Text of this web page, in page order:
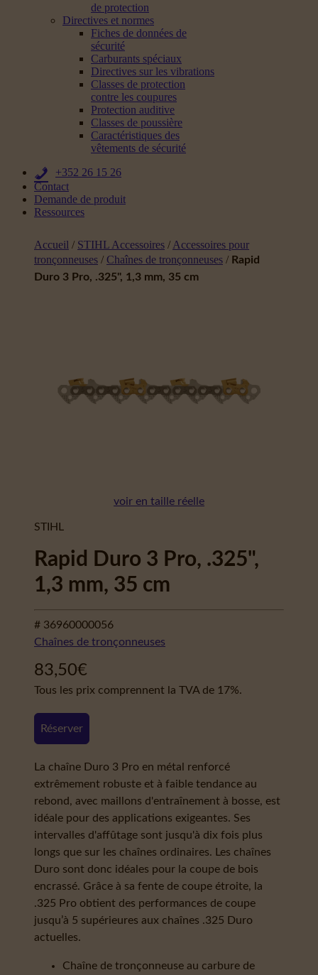
de protection
Directives et normes
Fiches de données de
sécurité
Carburants spéciaux
Directives sur les vibrations
Classes de protection
contre les coupures
Protection auditive
Classes de poussière
Caractéristiques des
vêtements de sécurité
+352 26 15 26
Contact
Demande de produit
Ressources
Accueil / STIHL Accessoires / Accessoires pour
tronçonneuses / Chaînes de tronçonneuses / Rapid
Duro 3 Pro, .325", 1,3 mm, 35 cm
voir en taille réelle
STIHL
Rapid Duro 3 Pro, .325",
1,3 mm, 35 cm
# 36960000056
Chaînes de tronçonneuses
83,50€
Tous les prix comprennent la TVA de 17%.
Réserver
La chaîne Duro 3 Pro en métal renforcé
extrêmement robuste et à faible tendance au
rebond, avec maillons d'entraînement à bosse, est
idéale pour des applications exigeantes. Ses
intervalles d'affûtage sont jusqu'à dix fois plus
longs que sur les chaînes ordinaires. Les chaînes
Duro sont donc idéales pour la coupe de bois
encrassé. Grâce à sa fente de coupe étroite, la
.325 Pro obtient des performances de coupe
jusqu’à 5 supérieures aux chaînes .325 Duro
actuelles.
Chaîne de tronçonneuse au carbure de